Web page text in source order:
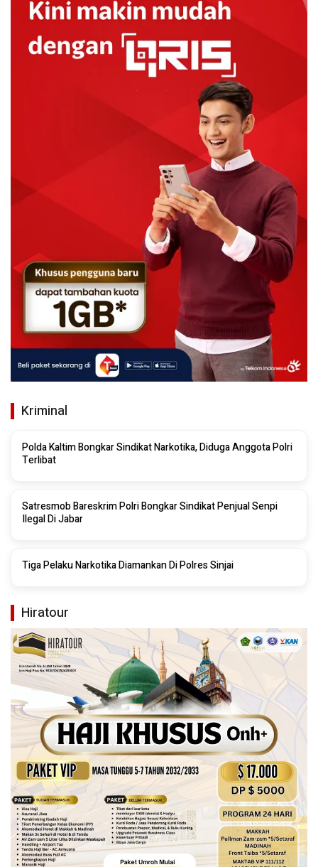
Kriminal
Polda Kaltim Bongkar Sindikat Narkotika, Diduga Anggota Polri
Terlibat
Satresmob Bareskrim Polri Bongkar Sindikat Penjual Senpi
Ilegal Di Jabar
Tiga Pelaku Narkotika Diamankan Di Polres Sinjai
Hiratour